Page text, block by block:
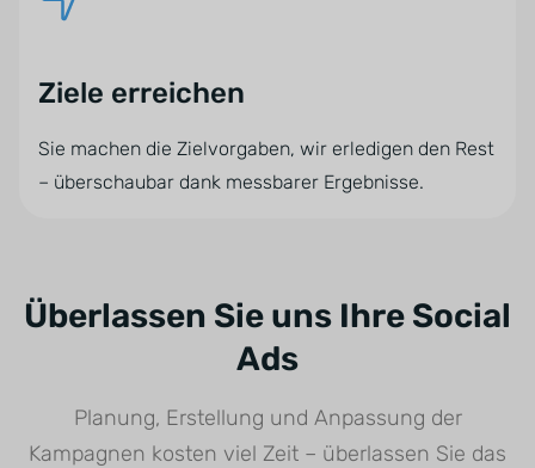
Ziele erreichen
Sie machen die Zielvorgaben, wir erledigen den Rest
– überschaubar dank messbarer Ergebnisse.
Überlassen Sie uns Ihre Social
Ads
Planung, Erstellung und Anpassung der
Kampagnen kosten viel Zeit – überlassen Sie das